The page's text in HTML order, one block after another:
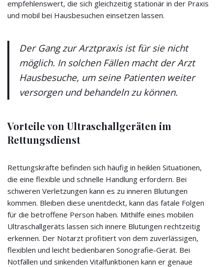
empfehlenswert, die sich gleichzeitig stationär in der Praxis
und mobil bei Hausbesuchen einsetzen lassen.
Der Gang zur Arztpraxis ist für sie nicht
möglich. In solchen Fällen macht der Arzt
Hausbesuche, um seine Patienten weiter
versorgen und behandeln zu können.
Vorteile von Ultraschallgeräten im
Rettungsdienst
Rettungskräfte befinden sich häufig in heiklen Situationen,
die eine flexible und schnelle Handlung erfordern. Bei
schweren Verletzungen kann es zu inneren Blutungen
kommen. Bleiben diese unentdeckt, kann das fatale Folgen
für die betroffene Person haben. Mithilfe eines mobilen
Ultraschallgeräts lassen sich innere Blutungen rechtzeitig
erkennen. Der Notarzt profitiert von dem zuverlässigen,
flexiblen und leicht bedienbaren Sonografie-Gerät. Bei
Notfällen und sinkenden Vitalfunktionen kann er genaue